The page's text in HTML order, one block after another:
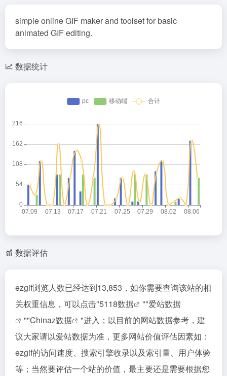
simple online GIF maker and toolset for basic
animated GIF editing.
数据统计
数据评估
ezgif浏览人数已经达到13,853，如你需要查询该站的相
关权重信息，可以点击"5118数据 ""爱站数据
""Chinaz数据
"进入；以目前的网站数据参考，建
议大家请以爱站数据为准，更多网站价值评估因素如：
ezgif的访问速度、搜索引擎收录以及索引量、用户体验
等；当然要评估一个站的价值，最主要还是需要根据您